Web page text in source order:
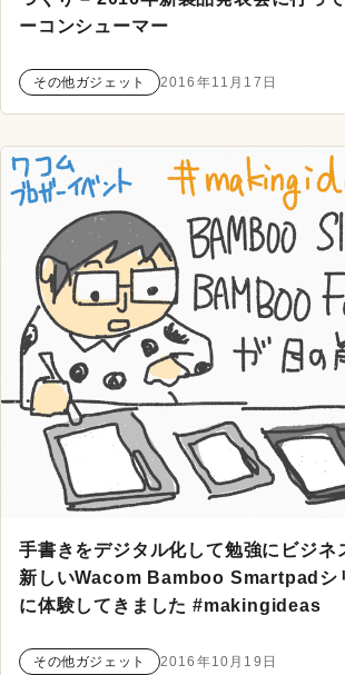
ーコンシューマー
その他ガジェット 2016年11月17日
手書きをデジタル化して勉強にビジネ
新しいWacom Bamboo Smartpadシ
に体験してきました #makingideas
その他ガジェット 2016年10月19日